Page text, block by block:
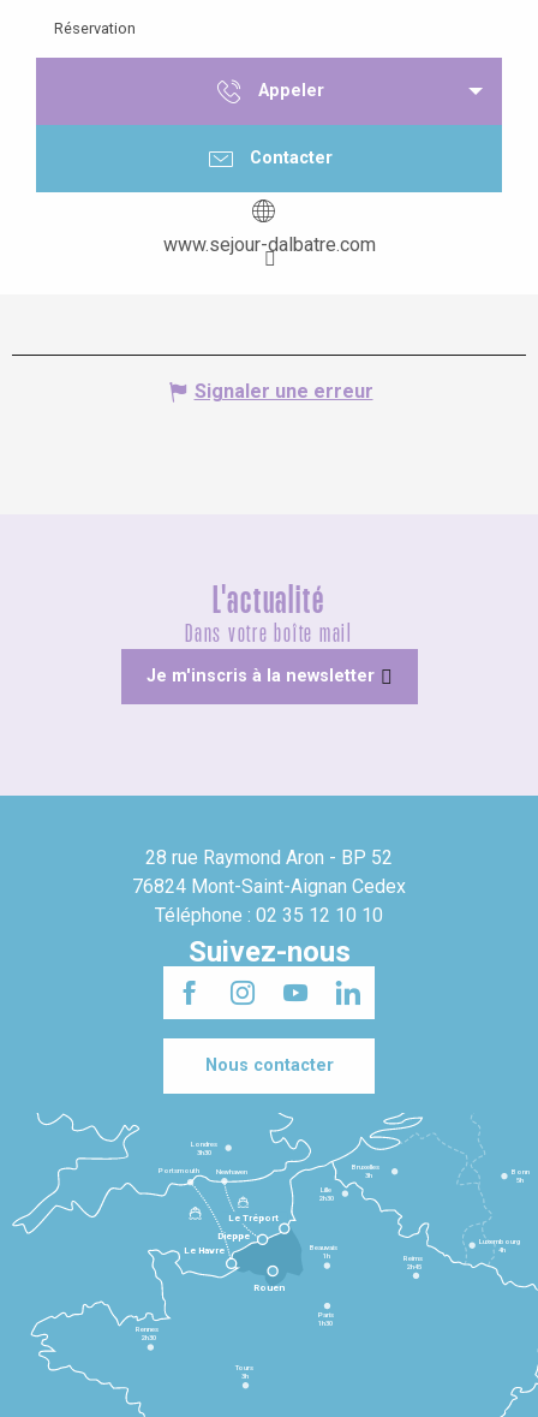
Réservation
Appeler
Contacter
www.sejour-dalbatre.com
Signaler une erreur
L'actualité
Dans votre boîte mail
Je m'inscris à la newsletter
28 rue Raymond Aron - BP 52
76824 Mont-Saint-Aignan Cedex
Téléphone : 02 35 12 10 10
Suivez-nous
Nous contacter
Le Havre
Dieppe
Le Tréport
Rennes
2h30
Tours
3h
Paris
1h30
Beauvais
1h
Reims
2h45
Lille
2h30
Bruxelles
3h
Londres
3h30
Newhaven
Portsmouth
Bonn
5h
Luxembourg
4h
Rouen